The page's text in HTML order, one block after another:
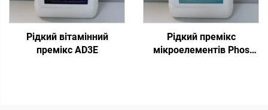
Рідкий вітамінний
премікс AD3E
Рідкий премікс
мікроелементів Phos